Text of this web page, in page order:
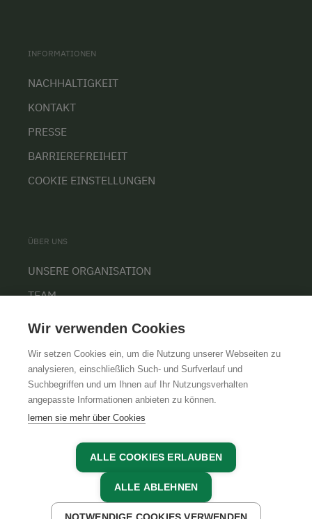
INFORMATIONEN
NACHHALTIGKEIT
KONTAKT
PRESSE
BARRIEREFREIHEIT
COOKIE EINSTELLUNGEN
ÜBER UNS
UNSERE ORGANISATION
TEAM
AGBIMPRESSUMDATENSCHUTZ
Wir verwenden Cookies
Wir setzen Cookies ein, um die Nutzung unserer Webseiten zu
analysieren, einschließlich Such- und Surfverlauf und
Suchbegriffen und um Ihnen auf Ihr Nutzungsverhalten
angepasste Informationen anbieten zu können.
lernen sie mehr über Cookies
ALLE COOKIES ERLAUBEN
ALLE ABLEHNEN